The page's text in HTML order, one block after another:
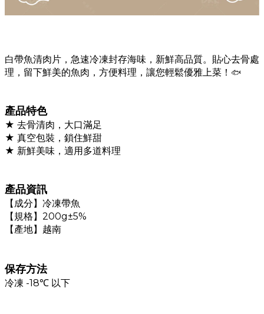
白帶魚清肉片，急速冷凍封存海味，新鮮高品質。貼心去骨處
理，留下鮮美的魚肉 ，方便料理，讓您輕鬆優雅上菜！ 🐟
產品特色
★ 去骨清肉，大口滿足
★ 真空包裝，鎖住鮮甜
★ 新鮮美味，適用多道料理
產品資訊
【成分】冷凍帶魚
【規格】200g±5%
【產地】越南
保存方法
冷凍 -18℃ 以下